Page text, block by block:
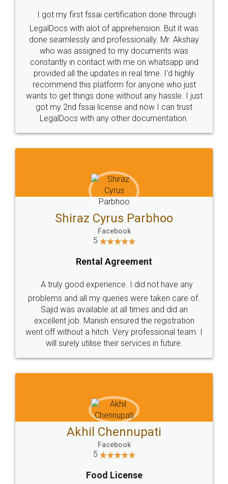
I got my first fssai certification done through
LegalDocs with alot of apprehension. But it was
done seamlessly and professionally. Mr. Akshay
who was assigned to my documents was
constantly in contact with me on whatsapp and
provided all the updates in real time. I'd highly
recommend this platform for anyone who just
wants to get things done without any hassle. I just
got my 2nd fssai license and now I can trust
LegalDocs with any other documentation.
Shiraz Cyrus Parbhoo
Facebook
5
Rental Agreement
A truly good experience. I did not have any
problems and all my queries were taken care of.
Sajid was available at all times and did an
excellent job. Manish ensured the registration
went off without a hitch. Very professional team. I
will surely utilise their services in future.
Akhil Chennupati
Facebook
5
Food License